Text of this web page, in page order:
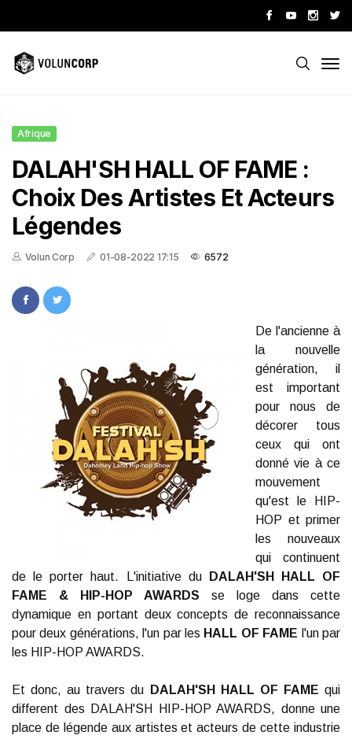
Afrique
DALAH'SH HALL OF FAME :
Choix Des Artistes Et Acteurs
Légendes
Volun Corp 01-08-2022 17:15 6572
De l'ancienne à
la nouvelle
génération, il
est important
pour nous de
décorer tous
ceux qui ont
donné vie à ce
mouvement
qu'est le HIP-
HOP et primer
les nouveaux
qui continuent
de le porter haut. L'initiative du
DALAH'SH HALL OF
FAME & HIP-HOP AWARDS se loge dans cette
dynamique en portant deux concepts de reconnaissance
pour deux générations, l'un par les HALL OF FAME l'un par
les HIP-HOP AWARDS.
Et donc, au travers du DALAH'SH HALL OF FAME qui
different des DALAH'SH HIP-HOP AWARDS, donne une
place de légende aux artistes et acteurs de cette industrie